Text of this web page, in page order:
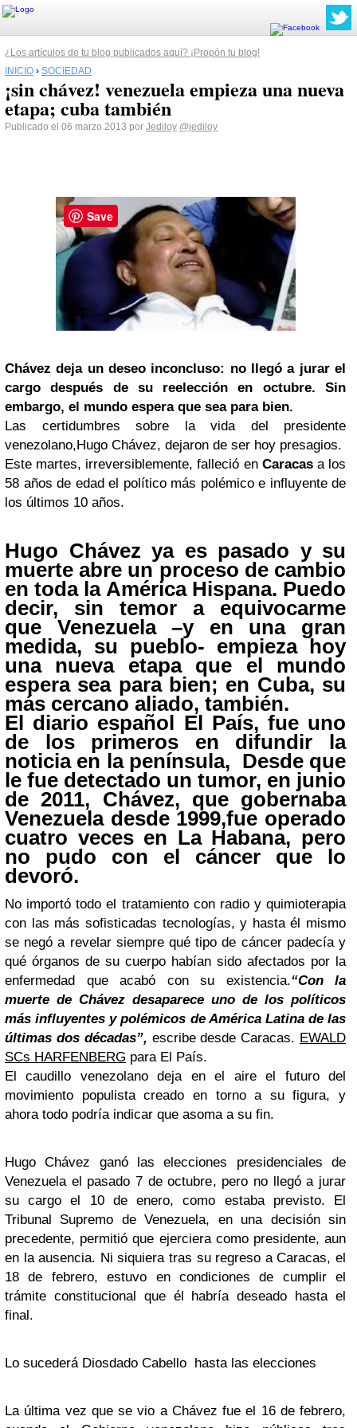
¿Los artículos de tu blog publicados aquí? ¡Propón tu blog!
INICIO › SOCIEDAD
¡sin chávez! venezuela empieza una nueva
etapa; cuba también
Publicado el 06 marzo 2013 por Jediloy @jediloy
Chávez deja un deseo inconcluso: no llegó a jurar el
cargo después de su reelección en octubre. Sin
embargo, el mundo espera que sea para bien.
Las certidumbres sobre la vida del presidente
venezolano,Hugo Chávez, dejaron de ser hoy presagios.
Este martes, irreversiblemente, falleció en Caracasa los
58 años de edad el político más polémico e influyente de
los últimos 10 años.
Hugo Chávez ya es pasado y su
muerte abre un proceso de cambio
en toda la América Hispana. Puedo
decir, sin temor a equivocarme
que Venezuela –y en una gran
medida, su pueblo- empieza hoy
una nueva etapa que el mundo
espera sea para bien; en Cuba, su
más cercano aliado, también.
El diario español El País, fue uno
de los primeros en difundir la
noticiaen la península, Desde que
le fue detectado un tumor, en junio
de 2011, Chávez, que gobernaba
Venezuela desde 1999,fue operado
cuatro veces en La Habana, pero
no pudo con el cáncer que lo
devoró.
No importó todo el tratamiento con radio y quimioterapia
con las más sofisticadas tecnologías, y hasta él mismo
se negó a revelar siempre qué tipo de cáncer padecía y
qué órganos de su cuerpo habían sido afectados por la
enfermedad que acabó con su existencia.“Con la
muerte de Chávez desaparece uno de los políticos
más influyentes y polémicos de América Latina de las
últimas dos décadas”, escribe desde Caracas. EWALD
SCs HARFENBERG para El País.
El caudillo venezolano deja en el aire el futuro del
movimiento populista creado en torno a su figura, y
ahora todo podría indicar que asoma a su fin.
Hugo Chávez ganó las elecciones presidenciales de
Venezuela el pasado 7 de octubre, pero no llegó a jurar
su cargo el 10 de enero, como estaba previsto. El
Tribunal Supremo de Venezuela, en una decisión sin
precedente, permitió que ejerciera como presidente, aun
en la ausencia. Ni siquiera tras su regreso a Caracas, el
18 de febrero, estuvo en condiciones de cumplir el
trámite constitucional que él habría deseado hasta el
final.
Lo sucederá Diosdado Cabello hasta las elecciones
La última vez que se vio a Chávez fue el 16 de febrero,
Save